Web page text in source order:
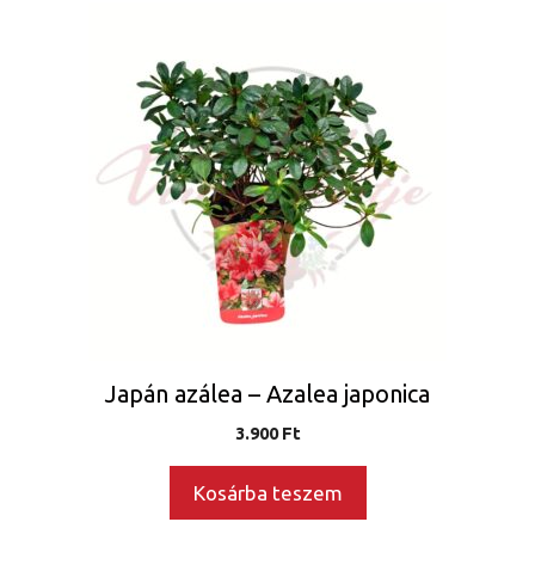
Japán azálea – Azalea japonica
3.900Ft
Kosárba teszem